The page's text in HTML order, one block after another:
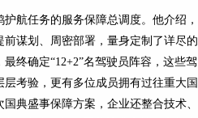
航任务的服务保障总调度。他介绍，
谋划、周密部署，量身定制了详尽的
终确定“12+2”名驾驶员阵容，这些驾
考验，更有多位成员拥有过往重大国
典盛事保障方案，企业还整合技术、